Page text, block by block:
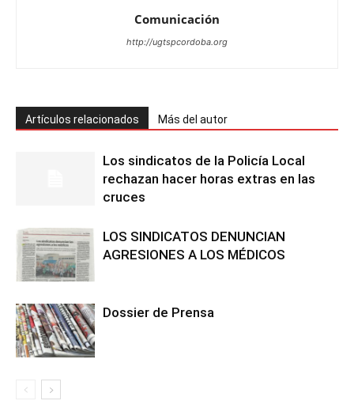
Comunicación
http://ugtspcordoba.org
Artículos relacionados Más del autor
Los sindicatos de la Policía Local
rechazan hacer horas extras en las
cruces
LOS SINDICATOS DENUNCIAN
AGRESIONES A LOS MÉDICOS
Dossier de Prensa